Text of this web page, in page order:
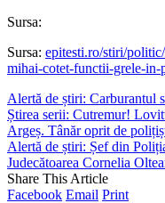
Sursa:
Sursa: epitesti.ro/stiri/
mihai-cotet-functii-grele-in-
Alertă de știri: Carburantul
Știrea serii: Cutremur!
Argeș. Tânăr oprit de
Alertă de știri: Șef din
Judecătoarea Cornelia
Share This Article
Facebook Email Print